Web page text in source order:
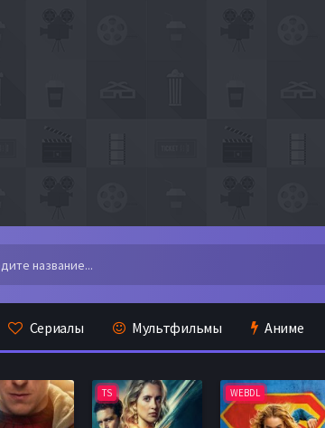
Сериалы Мультфильмы Аниме
TS WEBDL